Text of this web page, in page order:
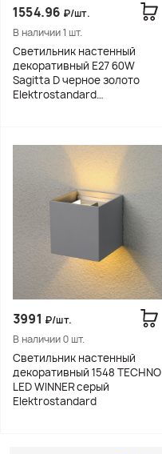
1554.96 ₽/шт.
В наличии 1 шт.
Светильник настенный
декоративный Е27 60W
Sagitta D черное золото
Elektrostandard
3991 ₽/шт.
В наличии 0 шт.
Светильник настенный
декоративный 1548 TECHNO
LED WINNER серый
Elektrostandard